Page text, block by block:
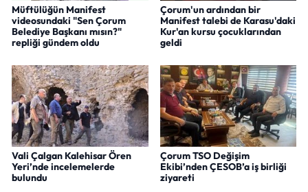
Müftülüğün Manifest
videosundaki "Sen Çorum
Belediye Başkanı mısın?"
repliği gündem oldu
Çorum'un ardından bir
Manifest talebi de Karasu'daki
Kur'an kursu çocuklarından
geldi
Vali Çalgan Kalehisar Ören
Yeri’nde incelemelerde
bulundu
Çorum TSO Değişim
Ekibi’nden ÇESOB’a iş birliği
ziyareti